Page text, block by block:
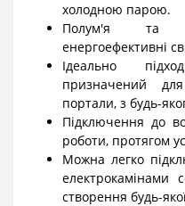
холодною парою.
Полум'я та
енергоефективні
Ідеально
призначений
портали, з будь-
Підключення до
роботи, протягом
Можна легко
електрокамінами
створення будь-